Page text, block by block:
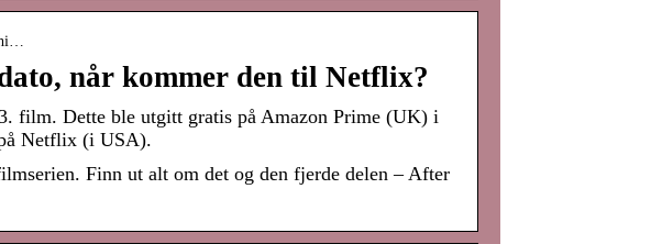
når kommer den til Netflix?
film. Dette ble utgitt gratis på Amazon Prime (UK) i
Netflix (i USA).
Finn ut alt om det og den fjerde delen – After